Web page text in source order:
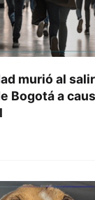
murió al
Bogotá a